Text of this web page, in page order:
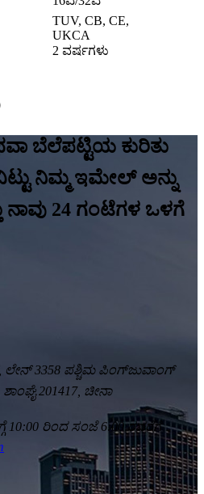
TUV, CB, CE,
UKCA
2 ವರ್ಷಗಳು
ಬೆಲೆಪಟ್ಟಿಯ ಕುರಿತು
ನಿಮ್ಮ ಇಮೇಲ್ ಅನ್ನು
24 ಗಂಟೆಗಳ ಒಳಗೆ
ಲೇನ್ 3358 ಪಶ್ಚಿಮ ಪಿಂಗ್‌ಜುವಾಂಗ್
201417, ಚೀನಾ
10:00 ರಿಂದ ಸಂಜೆ 6:00 ರವರೆಗೆ